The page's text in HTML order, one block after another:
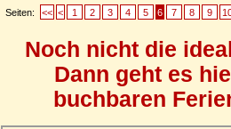
Seiten: << < 1 2 3 4 5 6 7 8 9
Noch nicht die
Dann geht es
buchbaren